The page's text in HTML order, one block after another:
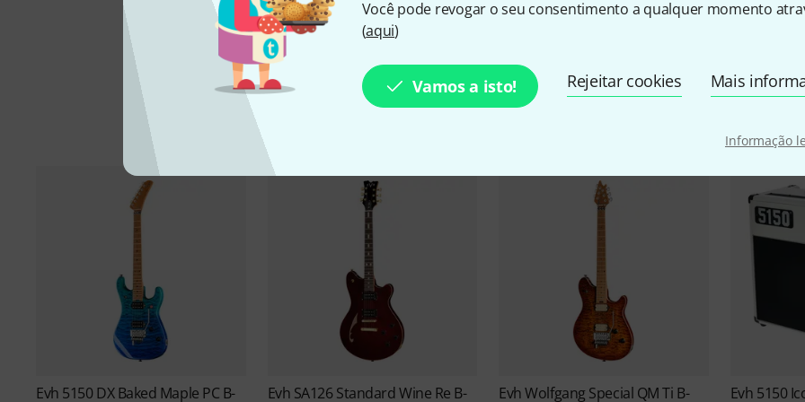
Você pode revogar o seu consentimento a qualquer momento
(aqui)
Vamos a isto! Rejeitar cookies Mais
Informação
Evh Ofertas
Evh 5150 DX Baked Maple PC B-
Evh SA126 Standard Wine Re B-
EvhWolfgang Special QM Ti B-
Evh 5150